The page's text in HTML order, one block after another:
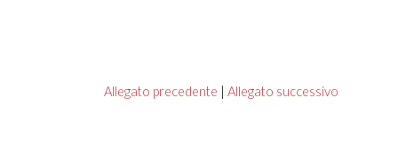
Allegato precedente | Allegato successivo